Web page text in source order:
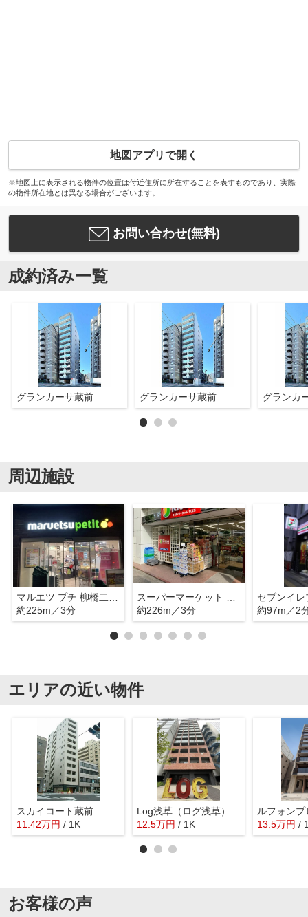
地図アプリで開く
※地図上に表示される物件の位置は付近住所に所在することを表すものであり、実際
の物件所在地とは異なる場合がございます。
お問い合わせ(無料)
成約済み一覧
グランカーサ蔵前 グランカーサ蔵前 グランカ
周辺施設
マルエツ プチ 柳橋二丁目店
約225m／3分
スーパーマーケット リコス 蔵前2丁目店
約226m／3分
約97m／2
エリアの近い物件
スカイコート蔵前
11.42万円 / 1K
Log浅草（ログ浅草）
12.5万円 / 1K 13.5万円 /
お客様の声